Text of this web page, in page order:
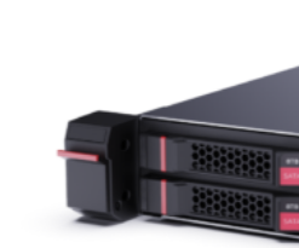
СХД HPE MSA
LFF